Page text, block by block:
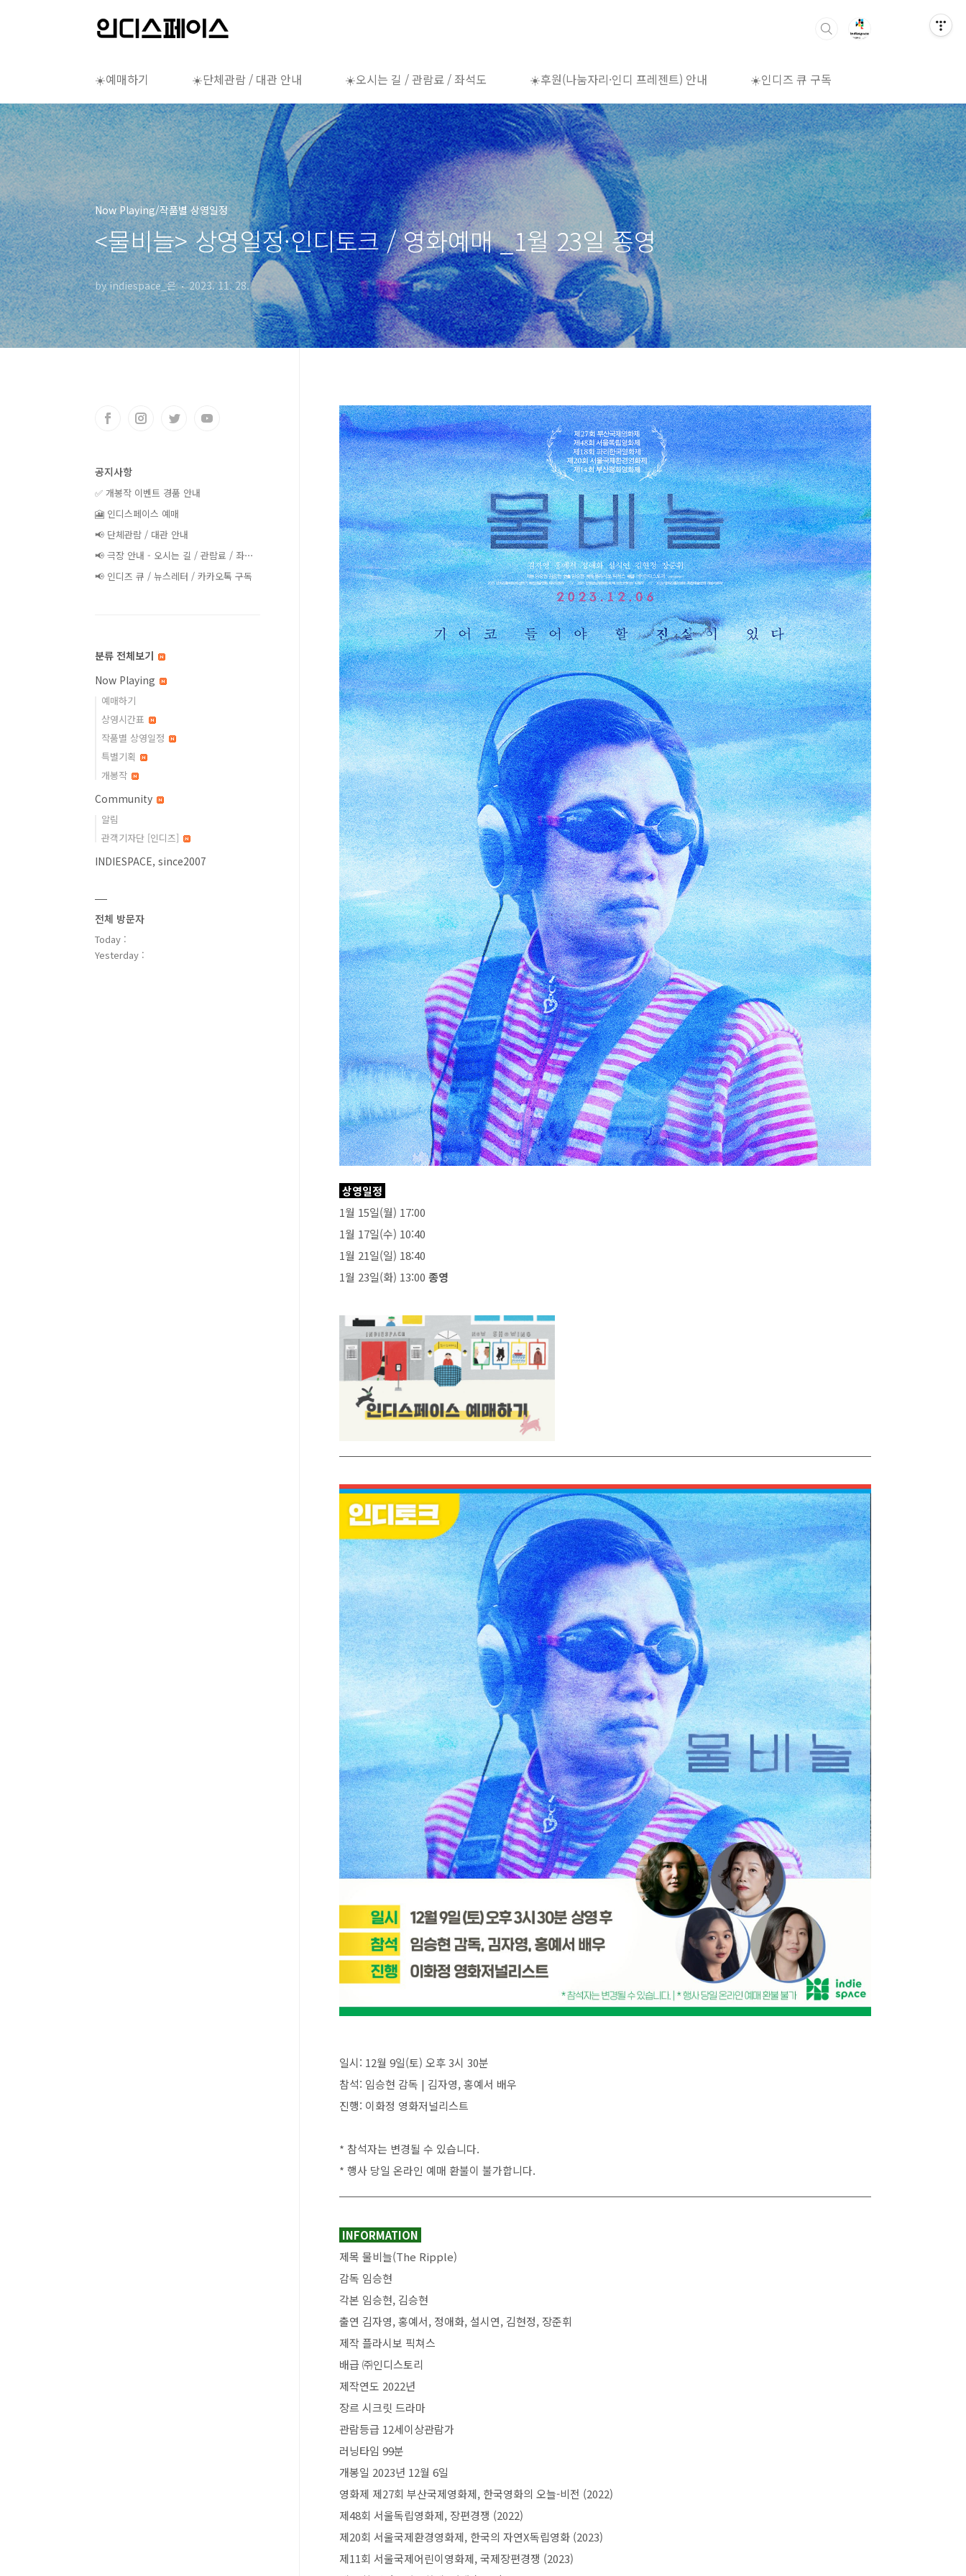
☀️예매하기 ☀️단체관람 / 대관 안내 ☀️오시는 길 / 관람료 / 좌석도 ☀️후원(나눔자리·인디 프레젠트) 안내 ☀️인디즈 큐 구독
Now Playing/작품별 상영일정
<물비늘> 상영일정·인디토크 / 영화예매 _1월 23일 종영
by indiespace_은 2023. 11. 28.
상영일정
1월 15일(월) 17:00
1월 17일(수) 10:40
1월 21일(일) 18:40
1월 23일(화) 13:00 종영
일시: 12월 9일(토) 오후 3시 30분
참석: 임승현 감독 | 김자영, 홍예서 배우
진행: 이화정 영화저널리스트
* 참석자는 변경될 수 있습니다.
* 행사 당일 온라인 예매 환불이 불가합니다.
INFORMATION
제목 물비늘(The Ripple)
감독 임승현
각본 임승현, 김승현
출연 김자영, 홍예서, 정애화, 설시연, 김현정, 장준휘
제작 플라시보 픽쳐스
배급 ㈜인디스토리
제작연도 2022년
장르 시크릿 드라마
관람등급 12세이상관람가
러닝타임 99분
개봉일 2023년 12월 6일
영화제 제27회 부산국제영화제, 한국영화의 오늘-비전 (2022)
제48회 서울독립영화제, 장편경쟁 (2022)
제20회 서울국제환경영화제, 한국의 자연X독립영화 (2023)
제11회 서울국제어린이영화제, 국제장편경쟁 (2023)
공지사항
✅ 개봉작 이벤트 경품 안내
🎦 인디스페이스 예매
📢 단체관람 / 대관 안내
📢 극장 안내 - 오시는 길 / 관람료 / 좌⋯
📢 인디즈 큐 / 뉴스레터 / 카카오톡 구독
분류 전체보기
Now Playing
예매하기
상영시간표
작품별 상영일정
특별기획
개봉작
Community
알림
관객기자단 [인디즈]
INDIESPACE, since2007
전체 방문자
Today :
Yesterday :